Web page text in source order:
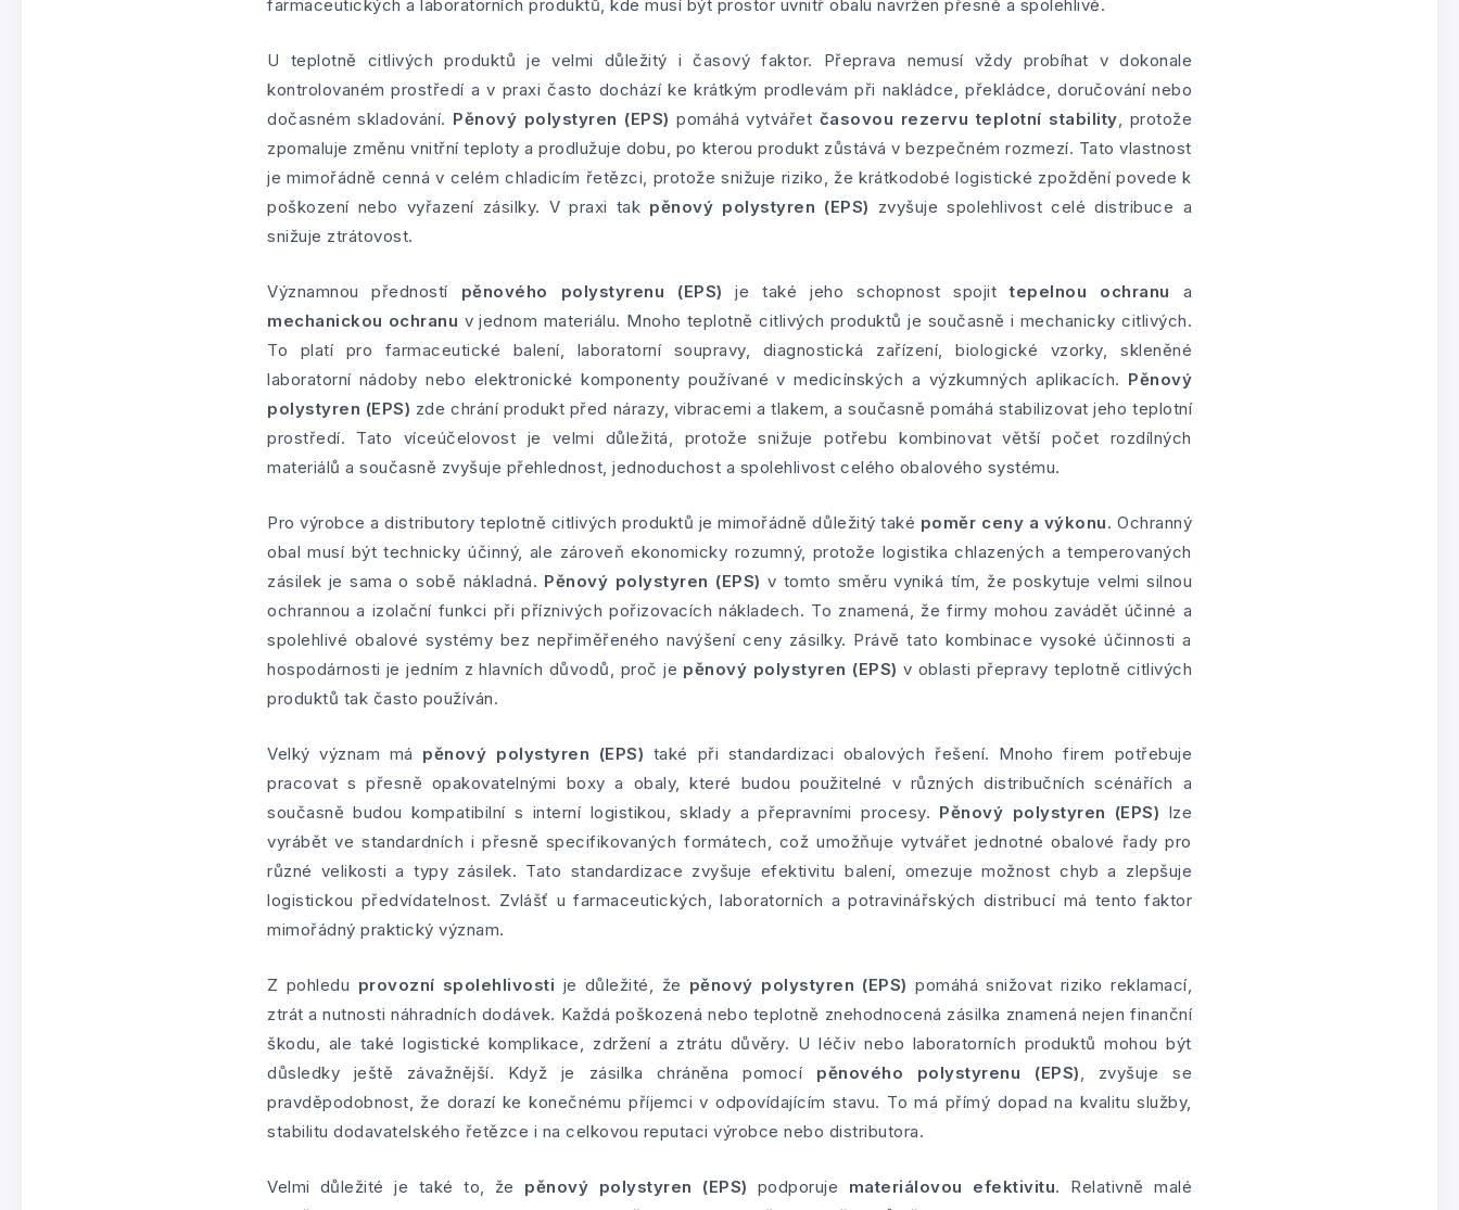
farmaceutických a laboratorních produktů, kde musí být prostor uvnitř obalu navržen přesně a spolehlivě.
U teplotně citlivých produktů je velmi důležitý i časový faktor. Přeprava nemusí vždy probíhat v dokonale
kontrolovaném prostředí a v praxi často dochází ke krátkým prodlevám při nakládce, překládce, doručování nebo
dočasném skladování. Pěnový polystyren (EPS) pomáhá vytvářet časovou rezervu teplotní stability, protože
zpomaluje změnu vnitřní teploty a prodlužuje dobu, po kterou produkt zůstává v bezpečném rozmezí. Tato vlastnost
je mimořádně cenná v celém chladicím řetězci, protože snižuje riziko, že krátkodobé logistické zpoždění povede k
poškození nebo vyřazení zásilky. V praxi tak pěnový polystyren (EPS) zvyšuje spolehlivost celé distribuce a
snižuje ztrátovost.
Významnou předností pěnového polystyrenu (EPS) je také jeho schopnost spojittepelnou ochranu a
mechanickou ochranu v jednom materiálu. Mnoho teplotně citlivých produktů je současně i mechanicky citlivých.
To platí pro farmaceutické balení, laboratorní soupravy, diagnostická zařízení, biologické vzorky, skleněné
laboratorní nádoby nebo elektronické komponenty používané v medicínských a výzkumných aplikacích. Pěnový
polystyren (EPS) zde chrání produkt před nárazy, vibracemi a tlakem, a současně pomáhá stabilizovat jeho teplotní
prostředí. Tato víceúčelovost je velmi důležitá, protože snižuje potřebu kombinovat větší počet rozdílných
materiálů a současně zvyšuje přehlednost, jednoduchost a spolehlivost celého obalového systému.
Pro výrobce a distributory teplotně citlivých produktů je mimořádně důležitý také poměr ceny a výkonu. Ochranný
obal musí být technicky účinný, ale zároveň ekonomicky rozumný, protože logistika chlazených a temperovaných
zásilek je sama o sobě nákladná. Pěnový polystyren (EPS) v tomto směru vyniká tím, že poskytuje velmi silnou
ochrannou a izolační funkci při příznivých pořizovacích nákladech. To znamená, že firmy mohou zavádět účinné a
spolehlivé obalové systémy bez nepřiměřeného navýšení ceny zásilky. Právě tato kombinace vysoké účinnosti a
hospodárnosti je jedním z hlavních důvodů, proč je pěnový polystyren (EPS) v oblasti přepravy teplotně citlivých
produktů tak často používán.
Velký význam má pěnový polystyren (EPS) také při standardizaci obalových řešení. Mnoho firem potřebuje
pracovat s přesně opakovatelnými boxy a obaly, které budou použitelné v různých distribučních scénářích a
současně budou kompatibilní s interní logistikou, sklady a přepravními procesy. Pěnový polystyren (EPS) lze
vyrábět ve standardních i přesně specifikovaných formátech, což umožňuje vytvářet jednotné obalové řady pro
různé velikosti a typy zásilek. Tato standardizace zvyšuje efektivitu balení, omezuje možnost chyb a zlepšuje
logistickou předvídatelnost. Zvlášť u farmaceutických, laboratorních a potravinářských distribucí má tento faktor
mimořádný praktický význam.
Z pohledu provozní spolehlivosti je důležité, že pěnový polystyren (EPS) pomáhá snižovat riziko reklamací,
ztrát a nutnosti náhradních dodávek. Každá poškozená nebo teplotně znehodnocená zásilka znamená nejen finanční
škodu, ale také logistické komplikace, zdržení a ztrátu důvěry. U léčiv nebo laboratorních produktů mohou být
důsledky ještě závažnější. Když je zásilka chráněna pomocí pěnového polystyrenu (EPS), zvyšuje se
pravděpodobnost, že dorazí ke konečnému příjemci v odpovídajícím stavu. To má přímý dopad na kvalitu služby,
stabilitu dodavatelského řetězce i na celkovou reputaci výrobce nebo distributora.
Velmi důležité je také to, že pěnový polystyren (EPS) podporuje materiálovou efektivitu. Relativně malé